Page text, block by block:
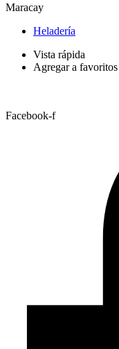
Maracay
Heladería
Vista rápida
Agregar a favoritos
Facebook-f